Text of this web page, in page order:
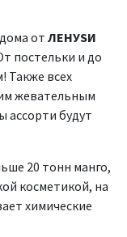
от ЛЕНУSИ
постельки и до
Также всех
жевательным
ассорти будут
20 тонн манго,
косметикой, на
химические